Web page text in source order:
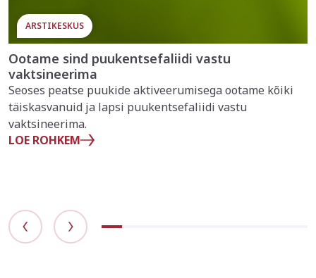
ARSTIKESKUS
Ootame sind puukentsefaliidi vastu
vaktsineerima
Seoses peatse puukide aktiveerumisega ootame kõiki
täiskasvanuid ja lapsi puukentsefaliidi vastu
vaktsineerima.
LOE ROHKEM